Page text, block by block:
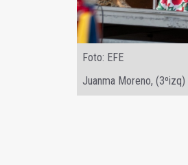
Foto: EFE
Juanma Moreno,